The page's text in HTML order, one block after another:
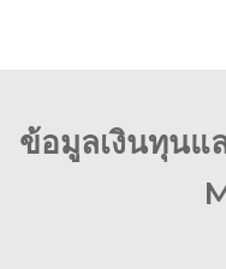
ข้อมูลเงินทุนแ